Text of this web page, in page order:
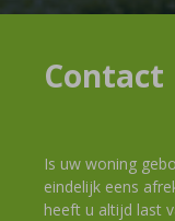
Contact
Is uw woning
eindelijk eens
heeft u altijd last